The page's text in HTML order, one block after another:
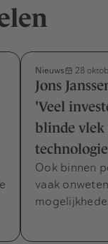
Nieuws 28
Jons
'Veel
blinde vlek
Ook binnen
vaak